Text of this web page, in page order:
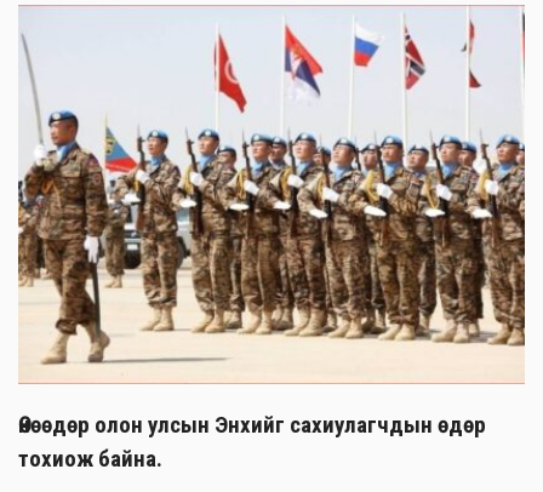
Өнөөдөр олон улсын Энхийг сахиулагчдын өдөр
тохиож байна.